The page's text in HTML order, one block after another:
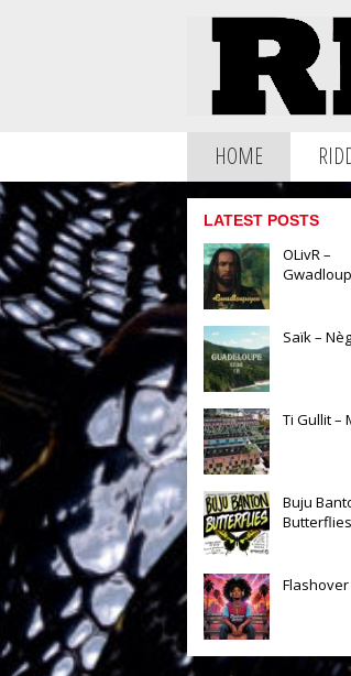
HOME
LATEST POSTS
OLivR –
Saïk –
Ti Gullit –
Buju
Butterflies
Flashover